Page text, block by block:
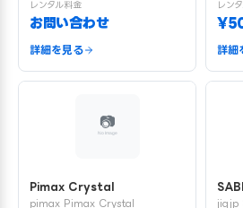
レンタル料金
お問い合わせ
詳細を見る
レン
詳細
Pimax Crystal
pimax Pimax Crystal jigjp